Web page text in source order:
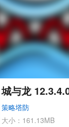
城与龙
策略塔防
大小：161.13MB